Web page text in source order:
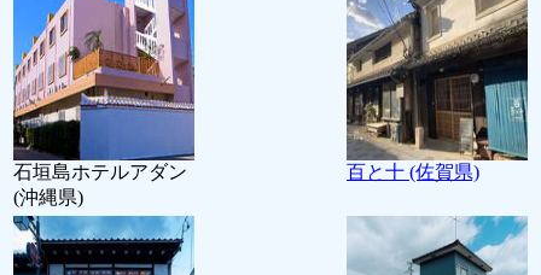
石垣島ホテルアダン
(沖縄県)
百と十 (佐賀県)